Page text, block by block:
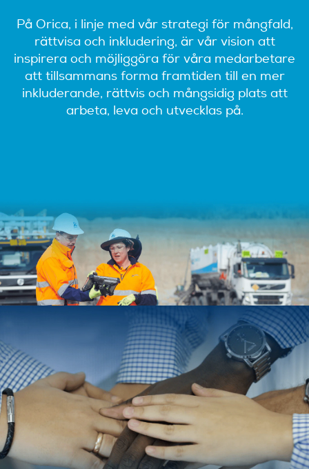
På Orica, i linje med vår strategi för mångfald,
rättvisa och inkludering, är vår vision att
inspirera och möjliggöra för våra medarbetare
att tillsammans forma framtiden till en mer
inkluderande, rättvis och mångsidig plats att
arbeta, leva och utvecklas på.